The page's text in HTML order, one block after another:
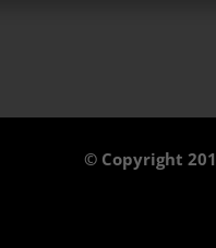
© Copyright